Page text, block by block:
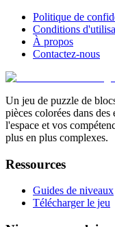
Politique de
Conditions
À propos
Contactez-nous
Un jeu de puzzle de
pièces colorées dans des
l'espace et vos
plus en plus complexes.
Ressources
Guides de niveaux
Télécharger le jeu